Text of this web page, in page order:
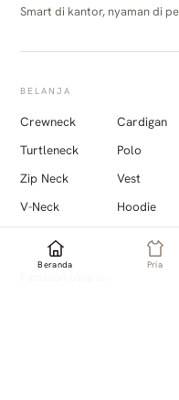
Smart di kantor, nyaman di
BELANJA
Crewneck
Cardigan
Turtleneck
Polo
Zip Neck
Vest
V-Neck
Hoodie
PANDUAN
Beranda Pria